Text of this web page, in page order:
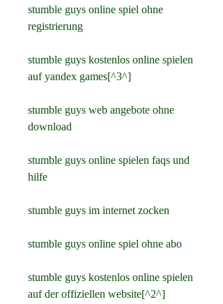
stumble guys online spiel ohne
registrierung
stumble guys kostenlos online spielen
auf yandex games[^3^]
stumble guys web angebote ohne
download
stumble guys online spielen faqs und
hilfe
stumble guys im internet zocken
stumble guys online spiel ohne abo
stumble guys kostenlos online spielen
auf der offiziellen website[^2^]